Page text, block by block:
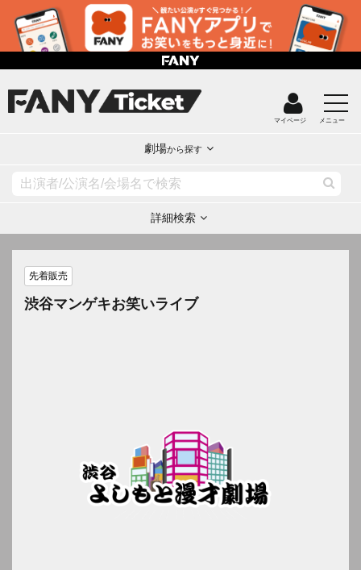
マイページ メニュー
劇場から探す
詳細検索
先着販売
渋谷マンゲキお笑いライブ